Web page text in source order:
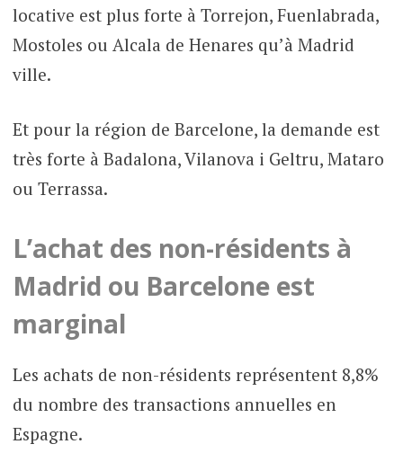
locative est plus forte à Torrejon, Fuenlabrada,
Mostoles ou Alcala de Henares qu’à Madrid
ville.
Et pour la région de Barcelone, la demande est
très forte à Badalona, Vilanova i Geltru, Mataro
ou Terrassa.
L’achat des non-résidents à
Madrid ou Barcelone est
marginal
Les achats de non-résidents représentent 8,8%
du nombre des transactions annuelles en
Espagne.